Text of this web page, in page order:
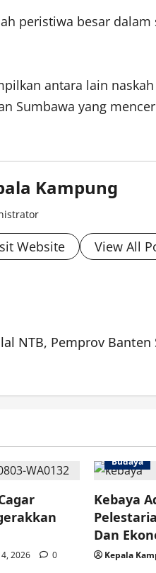
peristiwa besar
antara lain
Sumbawa yang
Kampung
Website View All
NTB, Pemprov
2026 0
Budaya
Kebaya
Dan
Kepala